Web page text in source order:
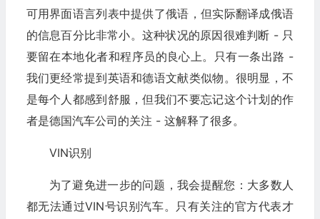
可用界面语言列表中提供了俄语，但实际翻译成俄语
的信息百分比非常小。这种状况的原因很难判断 - 只
要留在本地化者和程序员的良心上。只有一条出路 -
我们更经常提到英语和德语文献类似物。很明显，不
是每个人都感到舒服，但我们不要忘记这个计划的作
者是德国汽车公司的关注 - 这解释了很多。
VIN识别
为了避免进一步的问题，我会提醒您：大多数人
都无法通过VIN号识别汽车。只有关注的官方代表才